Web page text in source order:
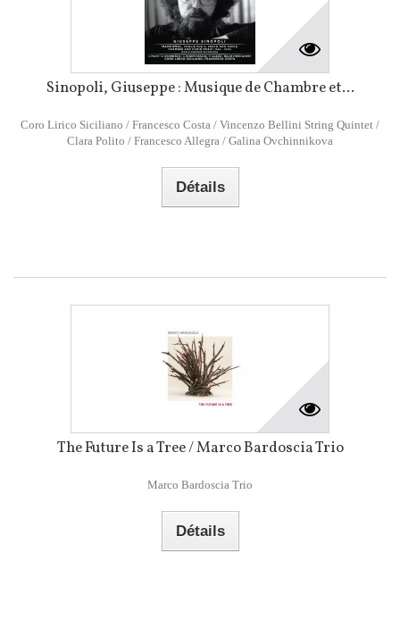
Sinopoli, Giuseppe : Musique de Chambre et...
Coro Lirico Siciliano / Francesco Costa / Vincenzo Bellini String Quintet /
Clara Polito / Francesco Allegra / Galina Ovchinnikova
Détails
The Future Is a Tree / Marco Bardoscia Trio
Marco Bardoscia Trio
Détails